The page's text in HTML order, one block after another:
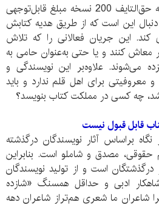
از سوی دیگر با توجه به اینکه حق‌التایف 200 نسخه مبلغ قابل‌توجهی
این است که از طریق هدیه کتابش
کند. این جریان فعالانی را که تلاش
معاش کنند و یا حتی به‌عنوان حامی به
می‌شوند. علاوه‌بر این نویسندگی و
معروفیتی برای اهل قلم ندارد و باید
چه کسی در مملکت کتاب بنویسد؟
براساس آثار نویسندگان درگذشته
مصدق و شاملو است. بنابراین
است و از تولید نویسندگان
شاهکار ادبی و حداقل همسنگ «شازده
شاعران ما شعری هم‌تراز شاعران دهه